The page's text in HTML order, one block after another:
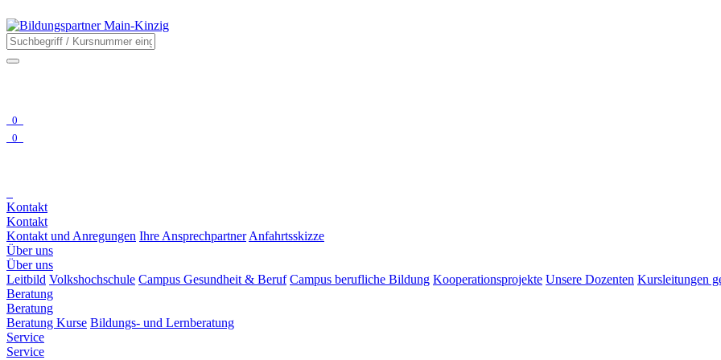
0
0
Kontakt
Kontakt
Kontakt und Anregungen Ihre Ansprechpartner Anfahrtsskizze
Über uns
Über uns
Leitbild Volkshochschule Campus Gesundheit & Beruf Campus berufliche Bildung Kooperationsprojekte Unsere Dozenten Kursleitungen
Beratung
Beratung
Beratung Kurse Bildungs- und Lernberatung
Service
Service